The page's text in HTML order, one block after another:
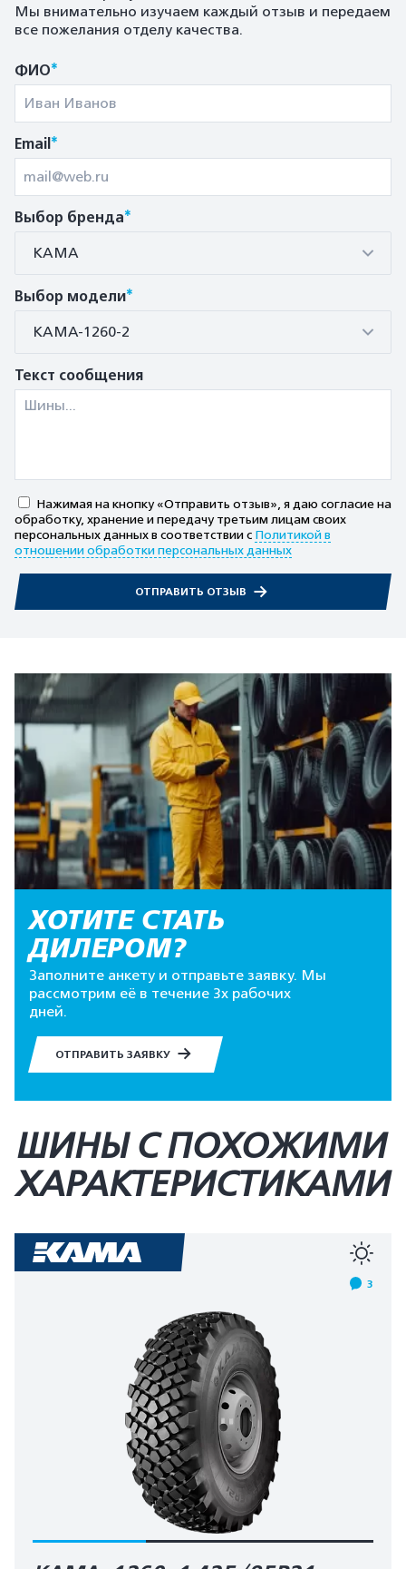
Мы внимательно изучаем каждый отзыв и передаем
все пожелания отделу качества.
ФИО*
Email*
Выбор бренда*
КАМА
Выбор модели*
КАМА-1260-2
Текст сообщения
Нажимая на кнопку «Отправить отзыв», я даю согласие на
обработку, хранение и передачу третьим лицам своих
персональных данных в соответствии с Политикой в
отношении обработки персональных данных
ОТПРАВИТЬ ОТЗЫВ
ХОТИТЕ СТАТЬ
ДИЛЕРОМ?
Заполните анкету и отправьте заявку. Мы
рассмотрим её в течение 3х рабочих
дней.
ОТПРАВИТЬ ЗАЯВКУ
ШИНЫ С ПОХОЖИМИ
ХАРАКТЕРИСТИКАМИ
3